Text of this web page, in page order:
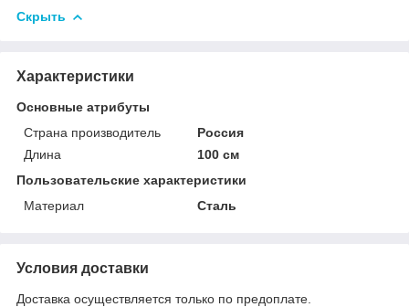
Скрыть
Характеристики
Основные атрибуты
Страна производитель
Россия
Длина
100 см
Пользовательские характеристики
Материал
Сталь
Условия доставки
Доставка осуществляется только по предоплате.